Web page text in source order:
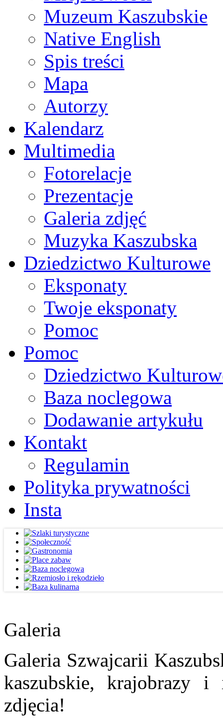
Muzeum Kaszubskie
Native English
Spis treści
Mapa
Autorzy
Kalendarz
Multimedia
Fotorelacje
Prezentacje
Galeria zdjęć
Muzyka Kaszubska
Dziedzictwo Kulturowe
Eksponaty
Twoje eksponaty
Pomoc
Pomoc
Dziedzictwo
Baza noclegowa
Dodawanie artykułu
Kontakt
Regulamin
Polityka prywatności
Insta
Galeria
Galeria Szwajcarii
kaszubskie, krajobrazy
zdjęcia!